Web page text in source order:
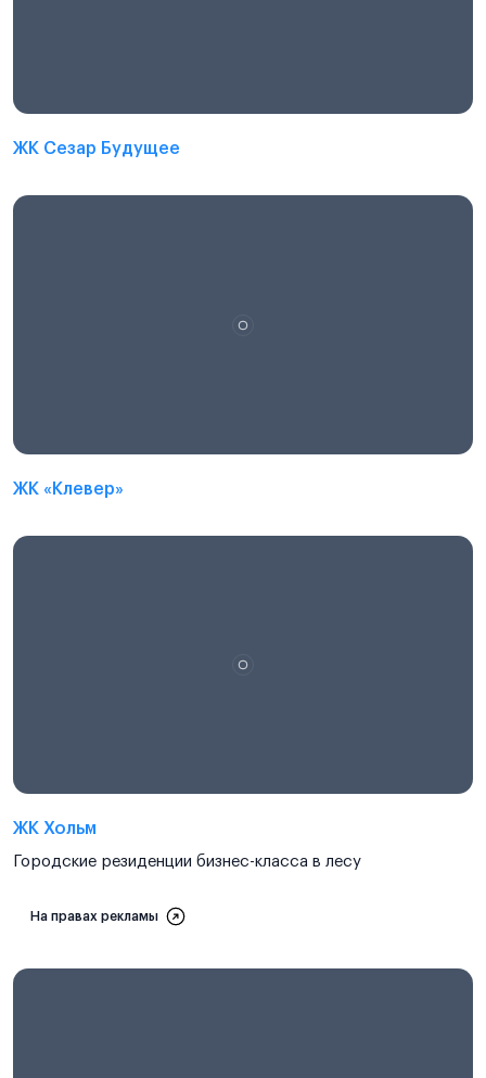
ЖК Сезар Будущее
ЖК «Клевер»
ЖК Хольм
Городские резиденции бизнес-класса в лесу
На правах рекламы